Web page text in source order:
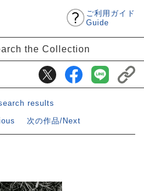
ご利用ガイド
Guide
the Collection
results
次の作品/Next